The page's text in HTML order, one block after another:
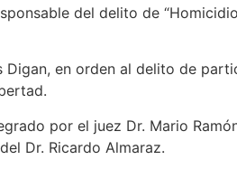
del delito de “Homicidio
Digan, en orden al delito de
por el juez Dr. Mario
Dr. Ricardo Almaraz.